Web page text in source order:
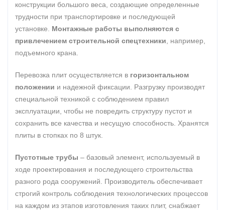
конструкции большого веса, создающие определенные
трудности при транспортировке и последующей
установке. Монтажные работы выполняются с
привлечением строительной спецтехники , например,
подъемного крана.
Перевозка плит осуществляется в горизонтальном
положении и надежной фиксации. Разгрузку производят
специальной техникой с соблюдением правил
эксплуатации, чтобы не повредить структуру пустот и
сохранить все качества и несущую способность. Хранятся
плиты в стопках по 8 штук.
Пустотные трубы – базовый элемент, используемый в
ходе проектирования и последующего строительства
разного рода сооружений. Производитель обеспечивает
строгий контроль соблюдения технологических процессов
на каждом из этапов изготовления таких плит, снабжает